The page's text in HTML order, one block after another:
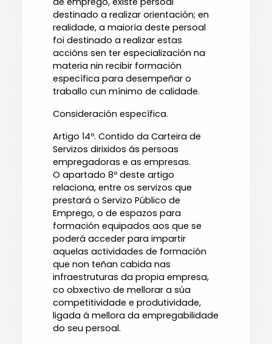
destinado a realizar orientación; en
realidade, a maioría deste persoal
foi destinado a realizar estas
accións sen ter especialización na
materia nin recibir formación
específica para desempeñar o
traballo cun mínimo de calidade.
Consideración específica.
Artigo 14º. Contido da Carteira de
Servizos dirixidos ás persoas
empregadoras e as empresas.
O apartado 8º deste artigo
relaciona, entre os servizos que
prestará o Servizo Público de
Emprego, o de espazos para
formación equipados aos que se
poderá acceder para impartir
aquelas actividades de formación
que non teñan cabida nas
infraestruturas da propia empresa,
co obxectivo de mellorar a súa
competitividade e produtividade,
ligada á mellora da empregabilidade
do seu persoal.